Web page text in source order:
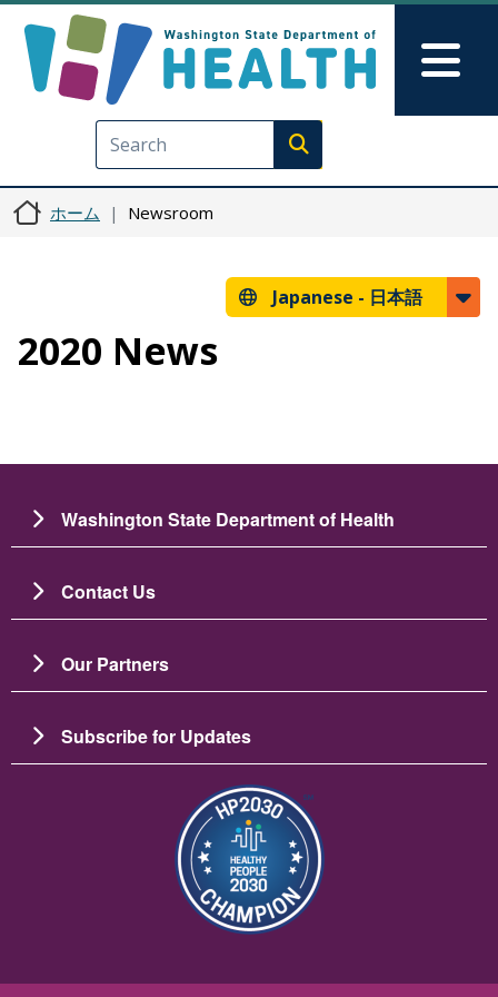
Execute search
ホーム Newsroom
Japanese - 日本語
2020 News
Washington State Department of Health
Contact Us
Our Partners
Subscribe for Updates
画像